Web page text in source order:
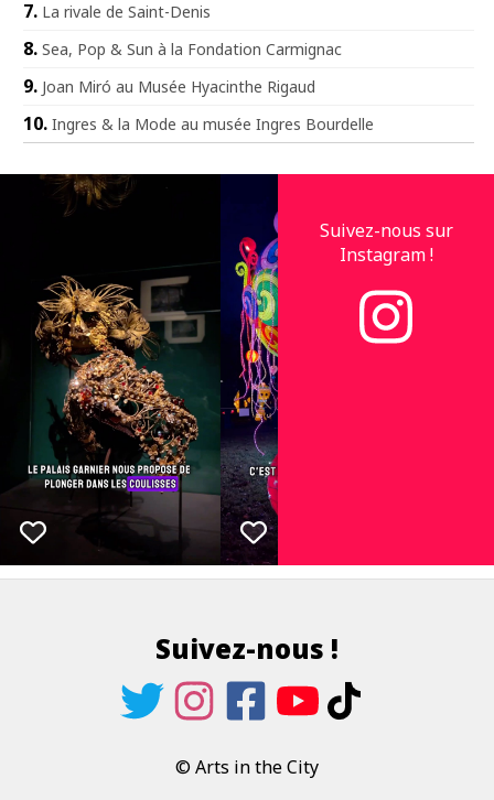
La rivale de Saint-Denis
Sea, Pop & Sun à la Fondation Carmignac
Joan Miró au Musée Hyacinthe Rigaud
Ingres & la Mode au musée Ingres Bourdelle
Suivez-nous sur
Instagram !
Suivez-nous !
© Arts in the City